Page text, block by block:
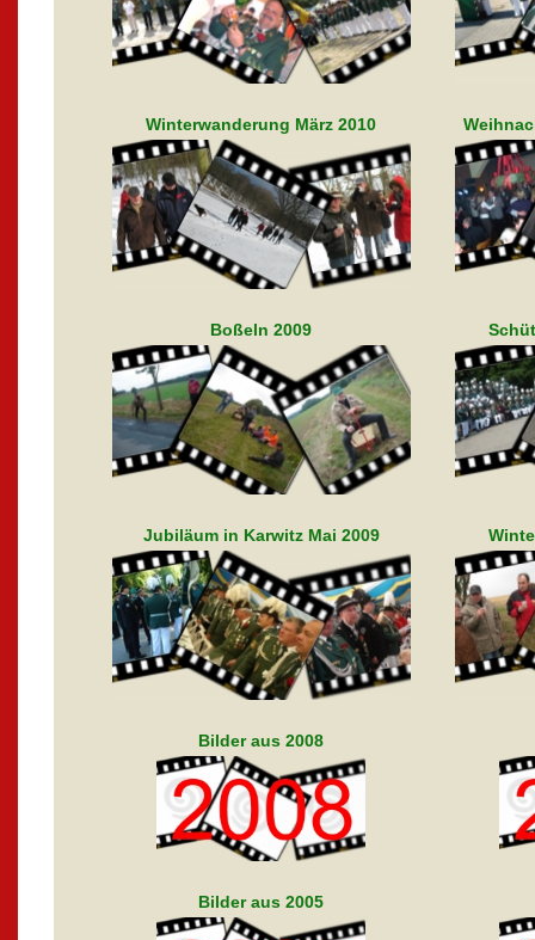
Winterwanderung März 2010
Boßeln 2009
Jubiläum in Karwitz Mai 2009
Bilder aus 2008
Bilder aus 2005